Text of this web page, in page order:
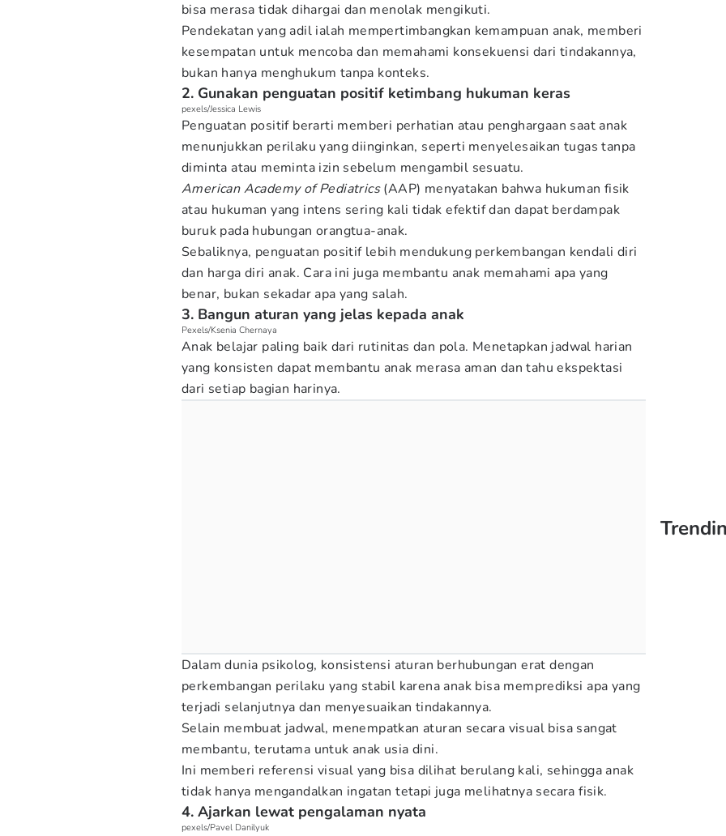
bisa merasa tidak dihargai dan menolak mengikuti.
Pendekatan yang adil ialah mempertimbangkan kemampuan anak, memberi
kesempatan untuk mencoba dan memahami konsekuensi dari tindakannya,
bukan hanya menghukum tanpa konteks.
2. Gunakan penguatan positif ketimbang hukuman keras
pexels/Jessica Lewis
Penguatan positif berarti memberi perhatian atau penghargaan saat anak
menunjukkan perilaku yang diinginkan, seperti menyelesaikan tugas tanpa
diminta atau meminta izin sebelum mengambil sesuatu.
American Academy of Pediatrics(AAP) menyatakan bahwa hukuman fisik
atau hukuman yang intens sering kali tidak efektif dan dapat berdampak
buruk pada hubungan orangtua-anak.
Sebaliknya, penguatan positif lebih mendukung perkembangan kendali diri
dan harga diri anak. Cara ini juga membantu anak memahami apa yang
benar, bukan sekadar apa yang salah.
3. Bangun aturan yang jelas kepada anak
Pexels/Ksenia Chernaya
Anak belajar paling baik dari rutinitas dan pola. Menetapkan jadwal harian
yang konsisten dapat membantu anak merasa aman dan tahu ekspektasi
dari setiap bagian harinya.
Dalam dunia psikolog, konsistensi aturan berhubungan erat dengan
perkembangan perilaku yang stabil karena anak bisa memprediksi apa yang
terjadi selanjutnya dan menyesuaikan tindakannya.
Selain membuat jadwal, menempatkan aturan secara visual bisa sangat
membantu, terutama untuk anak usia dini.
Ini memberi referensi visual yang bisa dilihat berulang kali, sehingga anak
tidak hanya mengandalkan ingatan tetapi juga melihatnya secara fisik.
4. Ajarkan lewat pengalaman nyata
pexels/Pavel Danilyuk